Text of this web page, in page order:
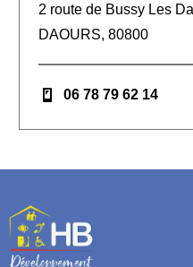
2 route de Bussy Les
DAOURS, 80800
06 78 79 62 14